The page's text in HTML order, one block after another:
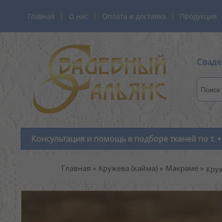
Главная О нас Оплата и доставка Продукция
Консультация и помощь в подборе тканей по т.
Главная Кружева (кайма) Макраме